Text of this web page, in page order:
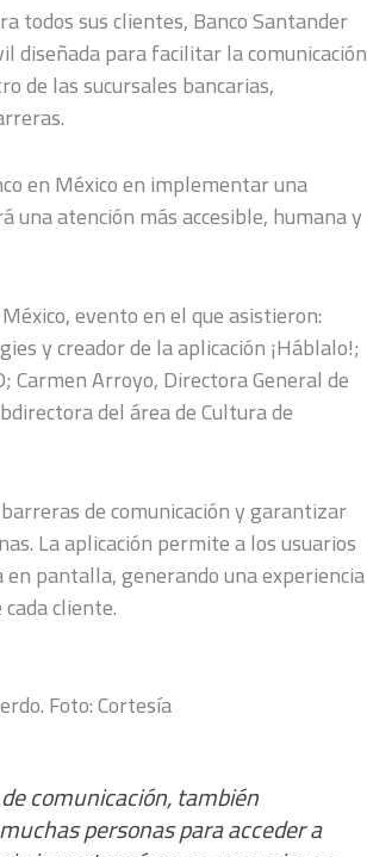
todos sus clientes, Banco Santander
diseñada para facilitar la comunicación
de las sucursales bancarias,
en México en implementar una
atención más accesible, humana y
evento en el que asistieron:
y creador de la aplicación ¡Háblalo!;
Carmen Arroyo, Directora General de
del área de Cultura de
de comunicación y garantizar
La aplicación permite a los usuarios
pantalla, generando una experiencia
cliente.
Foto: Cortesía
comunicación, también
personas para acceder a